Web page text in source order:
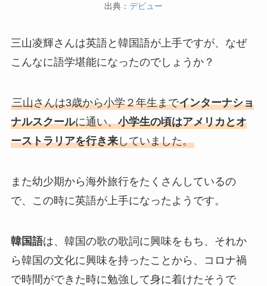
出典： デビュー
三山凌輝さんは英語と韓国語が上手ですが、なぜ
こんなに語学堪能になったのでしょうか？
三山さんは3歳から小学２年生までインターナショ
ナルスクールに通い、小学生の頃はアメリカとオ
ーストラリアを行き来していました。
また幼少期から海外旅行をたくさんしているの
で、この時に英語が上手になったようです。
韓国語は、韓国の歌の歌詞に興味をもち、それか
ら韓国の文化に興味を持ったことから、コロナ禍
で時間ができた時に勉強して身に着けたそうで